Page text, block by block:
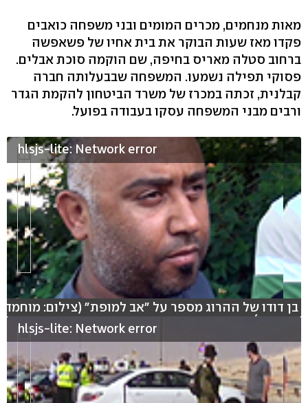
מאות מנחמים, מכרים המומים ובני משפחה כואבים
פקדו מאז שעות הבוקר את בית אחיו של פשאפשה
ברחוב סטלה מאריס בחיפה, שם הוקמה סוכת אבלים.
פסוקי תפילה נשמעו. המשפחה שבבעלותה חברה
קבלנית, זכתה במכרז של משרד הביטחון להקמת הגדר
ורבים מבני המשפחה עסקו בעבודה בפועל.
hlsjs-lite: Network error
בן דודו של ההרוג מספר על "אב למופת" (צילום: מוחמד
שינאווי)
hlsjs-lite: Network error